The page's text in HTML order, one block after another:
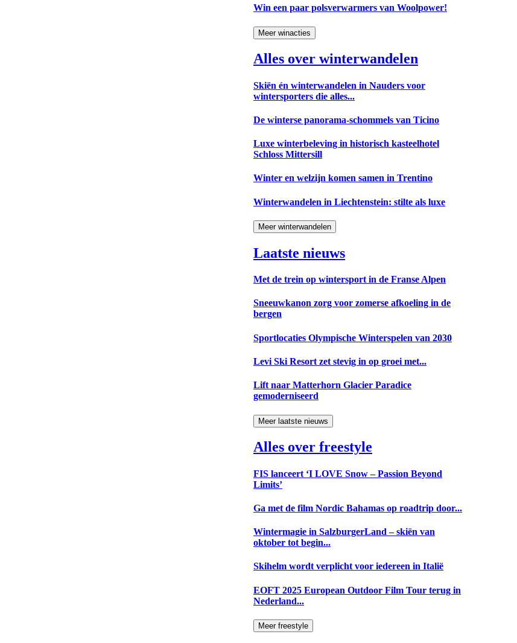
Win een paar polsverwarmers van Woolpower!
Meer winacties
Alles over winterwandelen
Skiën én winterwandelen in Nauders voor
wintersporters die alles...
De winterse panorama-schommels van Ticino
Luxe winterbeleving in historisch kasteelhotel
Schloss Mittersill
Winter en welzijn komen samen in Trentino
Winterwandelen in Liechtenstein: stilte als luxe
Meer winterwandelen
Laatste nieuws
Met de trein op wintersport in de Franse Alpen
Sneeuwkanon zorg voor zomerse afkoeling in de
bergen
Sportlocaties Olympische Winterspelen van 2030
Levi Ski Resort zet stevig in op groei met...
Lift naar Matterhorn Glacier Paradice
gemoderniseerd
Meer laatste nieuws
Alles over freestyle
FIS lanceert ‘I LOVE Snow – Passion Beyond
Limits’
Ga met de film Nordic Bahamas op roadtrip door...
Wintermagie in SalzburgerLand – skiën van
oktober tot begin...
Skihelm wordt verplicht voor iedereen in Italië
EOFT 2025 European Outdoor Film Tour terug in
Nederland...
Meer freestyle